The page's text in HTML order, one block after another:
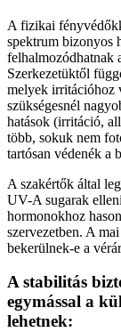
A fizikai
spektrum bizonyos
felhalmozódhatnak
Szerkezetüktől
melyek irritációhoz
szükségesnél
hatások (irritáció,
több, sokuk nem
tartósan védenék a
A szakértők által
UV-A sugarak
hormonokhoz
szervezetben. A
bekerülnek-e a
A stabilitás
egymással a
lehetnek: